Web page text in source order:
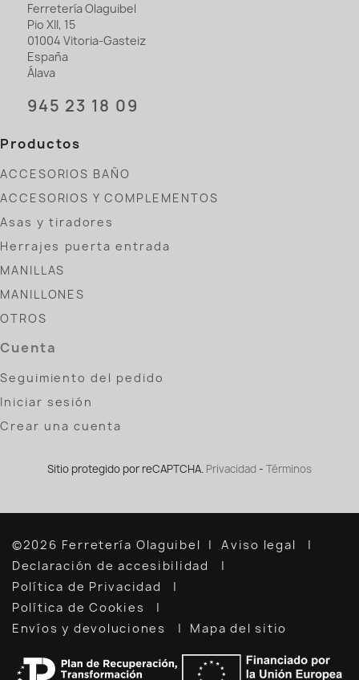
Ferretería Olaguibel
Pio XII, 15
01004 Vitoria-Gasteiz
España
Álava
945 23 18 09
Productos
ACCESORIOS BAÑO
ACCESORIOS Y COMPLEMENTOS
Asas y tiradores
Herrajes puerta entrada
MANILLAS
MANILLONES
OTROS
Cuenta
Seguimiento del pedido
Iniciar sesión
Crear una cuenta
Sitio protegido por reCAPTCHA. Privacidad - Términos
©2026 Ferretería Olaguibel
Aviso legal
Declaración de accesibilidad
Política de Privacidad
Política de Cookies
Envíos y devoluciones
Mapa del sitio